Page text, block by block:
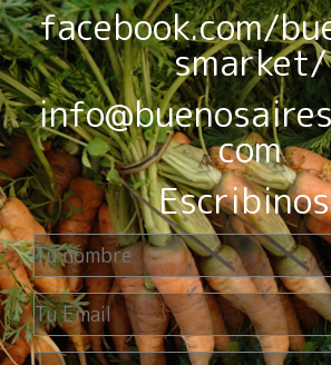
facebook.com/
smarket/
com